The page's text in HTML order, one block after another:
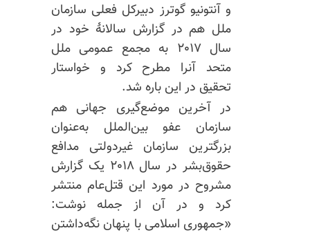
و آنتونیو گوترز دبیرکل فعلی سازمان
ملل هم در گزارش سالانهٔ خود در
سال ۲۰۱۷ به مجمع عمومی ملل
‌متحد آنرا مطرح کرد و خواستار
تحقیق در این باره شد.
در آخرین موضع‌گیری جهانی هم
سازمان عفو بین‌الملل به‌عنوان
بزرگترین سازمان غیردولتی مدافع
حقوق‌بشر در سال ۲۰۱۸ یک گزارش
مشروح در مورد این قتل‌عام منتشر
کرد و در آن از جمله نوشت:
«جمهوری اسلامی با پنهان نگه‌داشتن